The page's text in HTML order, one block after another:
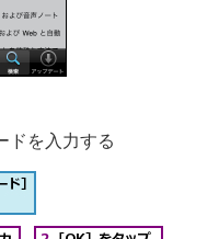
ドを入力する